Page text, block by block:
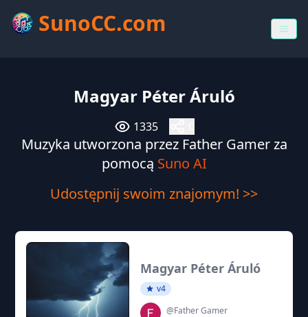
SunoCC.com
Magyar Péter Áruló
1335
Muzyka utworzona przez Father Gamer za
pomocą Suno AI
Udostępnij swoim znajomym! >>
Magyar Péter Áruló
v4
@Father Gamer